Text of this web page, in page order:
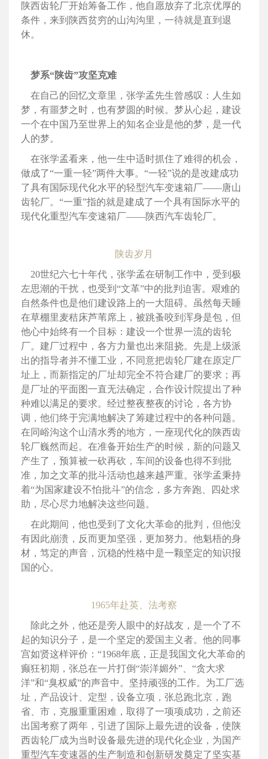
陕西齿轮厂开始筹备工作，他自愿放弃了北京优厚的
条件，来到陕西贫穷的山沟沟里，一待就是直到退
休。
梦系“陕齿”攻坚克难
在自己的回忆文章里，张学孟先生曾感叹：人生如
梦，有噩梦之时，也有梦圆的时候。梦从心起，建设
一个在中国乃至世界上的知名企业是他的梦，是一代
人的梦。
在张学孟看来，他一生中适时抓住了难得的机会，
做成了“一重一轻”两件大事。“一轻”说的是改建成功
了具有国际现代化水平的轻型汽车变速箱厂——唐山
齿轮厂。“一重”指的就是建成了一个具有国际水平的
现代化重型汽车变速箱厂——陕西汽车齿轮厂。
陕齿岁月
20世纪六七十年代，张学孟在研制工作中，受到极
左思潮的干扰，也受到“文革”中的批判迫害。艰难的
自然条件也是他们建设路上的一大阻碍。虽然每天睡
在草棚里麦秸床芦苇席上，被跳蚤咬到浑身是包，但
他心中始终有一个目标：建设一个世界一流的齿轮
厂。建厂过程中，各方力量也出来阻挠。先是上级派
出的指导者并不懂工业，不同意把齿轮厂建在原定厂
址上，而新指定的厂址却完全不符合建厂的要求；再
是厂址的平面图一直无法确定，合作设计院提出了种
种难以满足的要求。经过整夜整夜的讨论，各方协
调，他们终于完满地解决了筹建过程中的各种问题。
在同峪沟这个山清水秀的地方，一座现代化的陕西齿
轮厂巍然而起。在准备开始生产的时候，新的问题又
产生了，预算被一砍再砍，车间的设备也得不到批
准，加之文革的批斗活动也越来越严重。张学孟秉持
着“为国家建设不怕批斗”的信念，多方奔跑、四处求
助，尽心尽力地解决这些问题。
在此期间，他也受到了文化大革命的批判，但他没
有因此崩溃，反而更加坚强，更加努力。他魁梧的身
材，笃定的声音，沉稳的性格中是一颗坚定的知识报
国的心。
1965年赴英、法考察
除此之外，他还是旁人眼中的好战友，是一个了不
起的知识分子，是一个坚定的爱国主义者。他的同事
宫如贤这样评价：“1968年底，正是我国文化大革命的
癫狂初期，张总在一片打倒“崇洋媚外”、“贪大求
洋”和“臭权威”的声音中。坚持顽强的工作。为工厂选
址，产品设计、定型，设备立项，张总跑北京，跑
省、市，克服重重困难，取得了一项项成功，之前还
出国考察了两年，引进了国际上最先进的设备，使陕
西齿轮厂成为当时设备最先进的现代化企业，为国产
重型汽车变速器的生产制造和创新研发奠定了坚实基